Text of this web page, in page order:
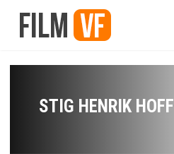
STIG HENRIK HOFF